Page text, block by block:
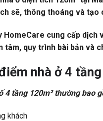
sẽ, thông thoáng và
HomeCare cung cấp dịch
tâm, quy trình bài bản và
nhà ở 4
4 tầng 120m² thường bao
khách